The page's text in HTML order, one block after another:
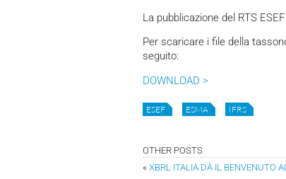
La pubblicazione del RTS
Per scaricare i file della
seguito:
DOWNLOAD >
ESEF ESMA IFRS
OTHER POSTS
« XBRL ITALIA DÀ IL BENVENUTO